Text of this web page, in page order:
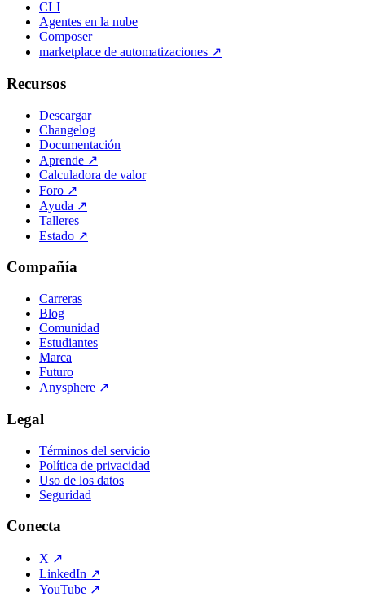
CLI
Agentes en la nube
Composer
marketplace de automatizaciones ↗
Recursos
Descargar
Changelog
Documentación
Aprende ↗
Calculadora de valor
Foro ↗
Ayuda ↗
Talleres
Estado ↗
Compañía
Carreras
Blog
Comunidad
Estudiantes
Marca
Futuro
Anysphere ↗
Legal
Términos del servicio
Política de privacidad
Uso de los datos
Seguridad
Conecta
X ↗
LinkedIn ↗
YouTube ↗